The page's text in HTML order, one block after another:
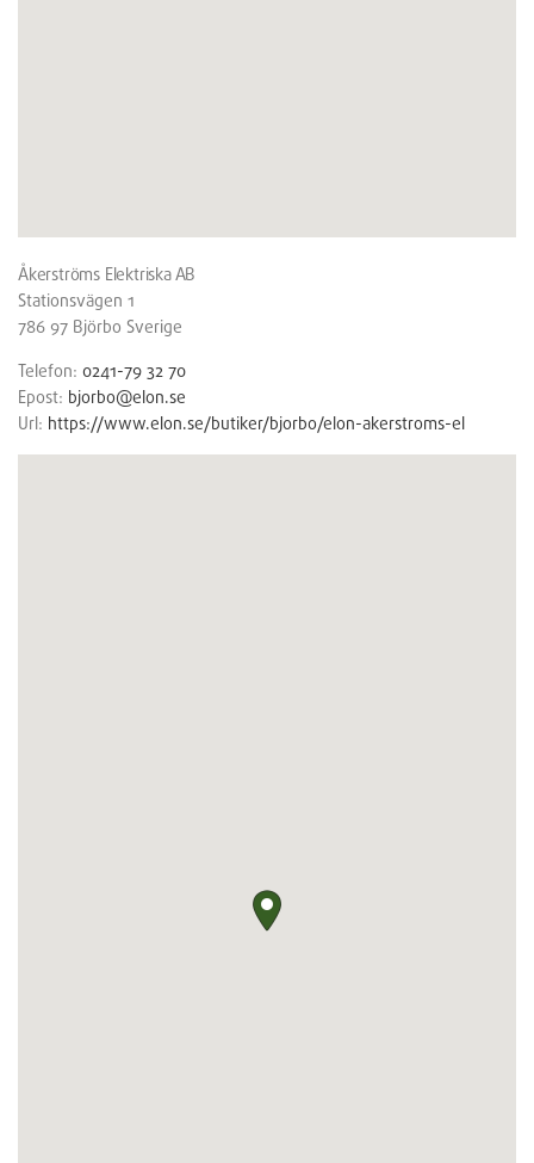
Åkerströms Elektriska AB
Stationsvägen 1
786 97 Björbo Sverige
Telefon: 0241-79 32 70
Epost: bjorbo@elon.se
Url: https://www.elon.se/butiker/bjorbo/elon-akerstroms-el